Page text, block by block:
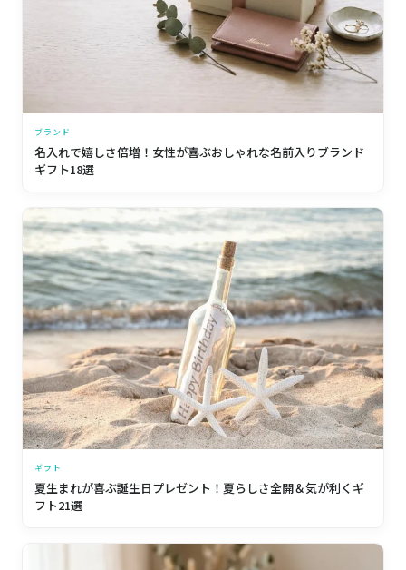
ブランド
名入れで嬉しさ倍増！女性が喜ぶおしゃれな名前入りブランド
ギフト18選
ギフト
夏生まれが喜ぶ誕生日プレゼント！夏らしさ全開＆気が利くギ
フト21選